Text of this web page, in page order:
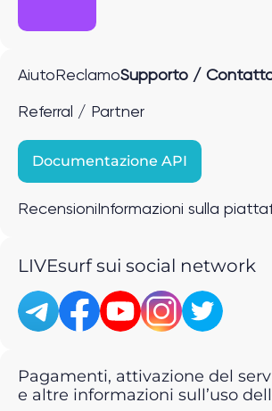
Aiuto ReclamoSupporto /
Referral / Partner
Documentazione API
Recensioni Informazioni sulla
LIVEsurf sui social network
Pagamenti, attivazione del
e altre informazioni sull’uso